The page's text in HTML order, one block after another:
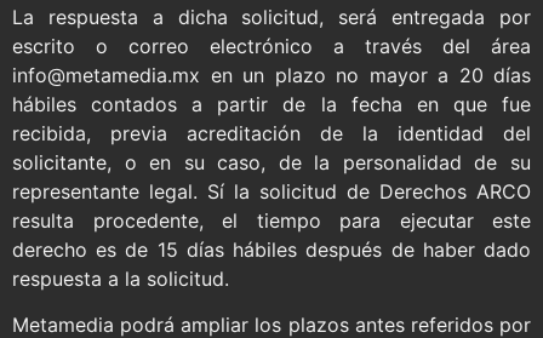
La respuesta a dicha solicitud, será entregada por
escrito o correo electrónico a través del área
info@metamedia.mx en un plazo no mayor a 20 días
hábiles contados a partir de la fecha en que fue
recibida, previa acreditación de la identidad del
solicitante, o en su caso, de la personalidad de su
representante legal. Sí la solicitud de Derechos ARCO
resulta procedente, el tiempo para ejecutar este
derecho es de 15 días hábiles después de haber dado
respuesta a la solicitud.
Metamedia podrá ampliar los plazos antes referidos por